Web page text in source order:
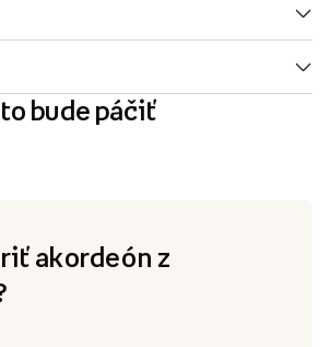
bude páčiť
akordeón z